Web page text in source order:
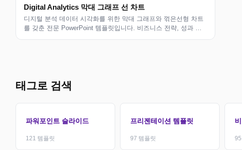
Digital Analytics 막대 그래프 선 차트
디지털 분석 데이터 시각화를 위한 막대 그래프와 꺾은선형 차트
를 갖춘 전문 PowerPoint 템플릿입니다. 비즈니스 전략, 성과 추
태그로 검색
파워포인트 슬라이드
121 템플릿
프리젠테이션 템플릿
97 템플릿 95